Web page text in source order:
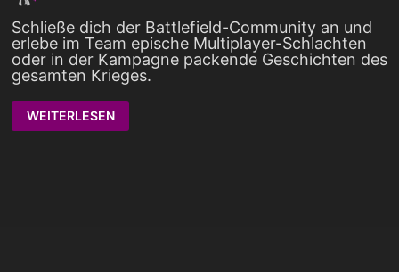
Schließe dich der Battlefield-Community an und
erlebe im Team epische Multiplayer-Schlachten
oder in der Kampagne packende Geschichten des
gesamten Krieges.
[ORIGIN]
BATTLEFIELD
WEITERLESEN